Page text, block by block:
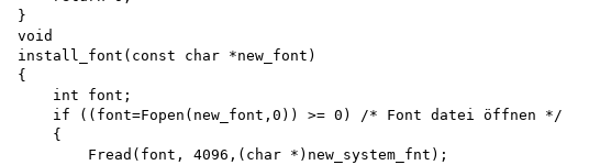
}
void
install_font(const char *new_font)
{
    int font;
    if ((font=Fopen(new_font,0)) >= 0) /* Font datei öffnen */
    {
        Fread(font, 4096,(char *)new_system_fnt);